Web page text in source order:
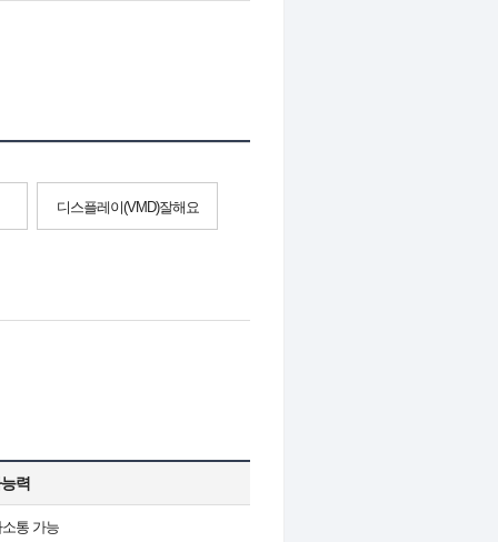
디스플레이(VMD)잘해요
력
통 가능